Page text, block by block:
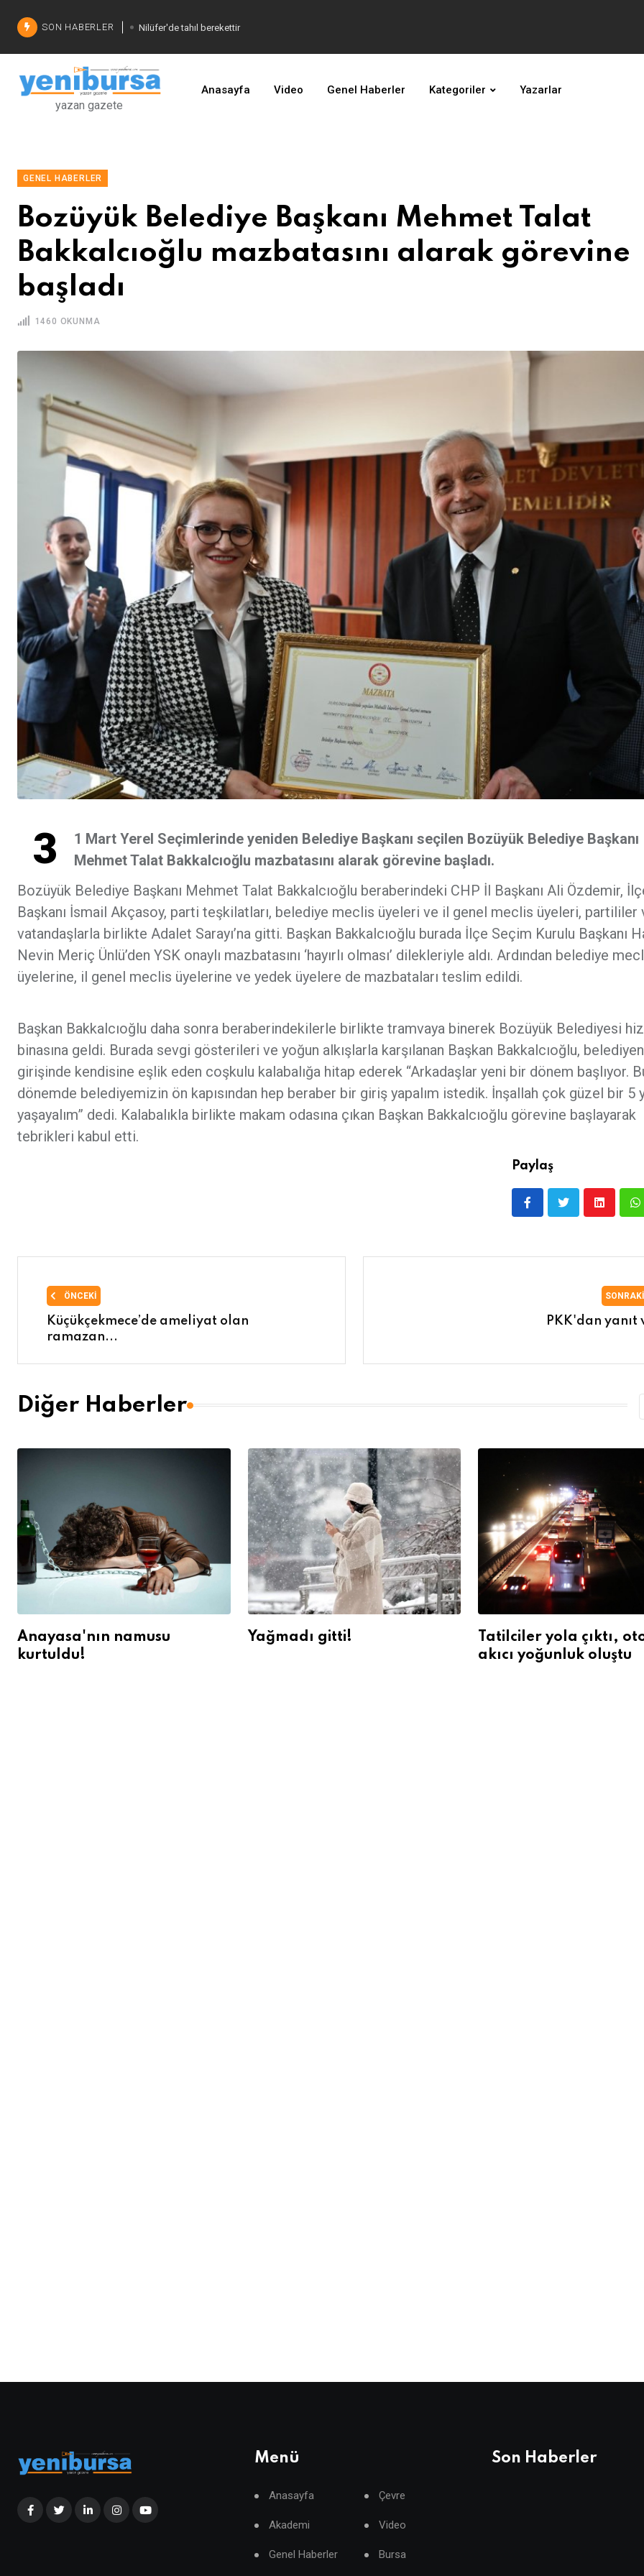
SON HABERLER Nilüfer'de tahıl berekettir
Şadi Özdemir'den çözüm
İşinizi geliştirin
yazan gazete
Anasayfa Video Genel Haberler Kategoriler Yazarlar
GENEL HABERLER
Bozüyük Belediye Başkanı Mehmet Talat
Bakkalcıoğlu mazbatasını alarak görevine
başladı
1460 OKUNMA
3
1 Mart Yerel Seçimlerinde yeniden Belediye Başkanı seçilen Bozüyük Belediye Başkanı
Mehmet Talat Bakkalcıoğlu mazbatasını alarak görevine başladı.
Bozüyük Belediye Başkanı Mehmet Talat Bakkalcıoğlu beraberindeki CHP İl Başkanı Ali Özdemir,
Başkanı İsmail Akçasoy, parti teşkilatları, belediye meclis üyeleri ve il genel meclis üyeleri, partililer
vatandaşlarla birlikte Adalet Sarayı’na gitti. Başkan Bakkalcıoğlu burada İlçe Seçim Kurulu Başkanı
Nevin Meriç Ünlü’den YSK onaylı mazbatasını ‘hayırlı olması’ dilekleriyle aldı. Ardından belediye
üyelerine, il genel meclis üyelerine ve yedek üyelere de mazbataları teslim edildi.
Başkan Bakkalcıoğlu daha sonra beraberindekilerle birlikte tramvaya binerek Bozüyük Belediyesi
binasına geldi. Burada sevgi gösterileri ve yoğun alkışlarla karşılanan Başkan Bakkalcıoğlu,
girişinde kendisine eşlik eden coşkulu kalabalığa hitap ederek “Arkadaşlar yeni bir dönem başlıyor.
dönemde belediyemizin ön kapısından hep beraber bir giriş yapalım istedik. İnşallah çok güzel bir 5
yaşayalım” dedi. Kalabalıkla birlikte makam odasına çıkan Başkan Bakkalcıoğlu görevine başlayarak
tebrikleri kabul etti.
Paylaş
ÖNCEKI
Küçükçekmece’de ameliyat olan
ramazan...
SONRAKI
PKK'dan yanıt
Diğer Haberler
Anayasa'nın namusu
kurtuldu!
Yağmadı gitti!
Tatilciler yola çıktı,
akıcı yoğunluk oluştu
Menü
Anasayfa Çevre
Akademi Video
Genel Haberler Bursa
Son Haberler